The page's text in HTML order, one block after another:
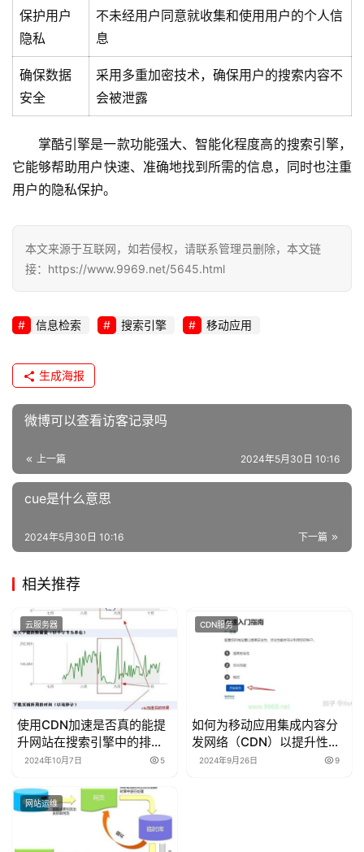
维
网
络
安
全
l
i
n
运
维
保护用户
隐私
不未经用户同意就收集和使用用户的个人信
息
确保数据
安全
采用多重加密技术，确保用户的搜索内容不
会被泄露
掌酷引擎是一款功能强大、智能化程度高的搜索引擎，
它能够帮助用户快速、准确地找到所需的信息，同时也注重
用户的隐私保护。
本文来源于互联网，如若侵权，请联系管理员删除，本文链
接：https://www.9969.net/5645.html
信息检索 搜索引擎 移动应用
生成海报
微博可以查看访客记录吗
上一篇 2024年5月30日 10:16
cue是什么意思
下一篇
2024年5月30日 10:16
相关推荐
云服务器
使用CDN加速是否真的能提
升网站在搜索引擎中的排
名？
2024年10月7日 5
CDN服务
如何为移动应用集成内容分
发网络（CDN）以提升性能
和用户体验？
2024年9月26日 9
网站运维